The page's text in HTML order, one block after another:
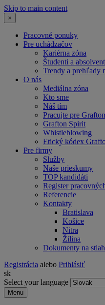
Skip to main content
×
Pracovné ponuky
Pre uchádzačov
Kariérna zóna
Študenti a
Trendy a prehľady
O nás
Mediálna zóna
Kto sme
Náš tím
Pracujte pre Grafton
Grafton Spirit
Whistleblowing
Etický kódex
Pre firmy
Služby
Naše prieskumy
TOP kandidáti
Register
Referencie
Kontakty
Bratislava
Košice
Nitra
Žilina
Dokumenty na
Registrácia alebo Prihlásiť
sk
Select your language
Menu